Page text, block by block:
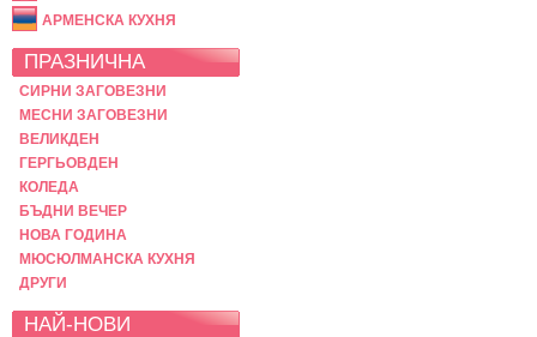
АРМЕНСКА КУХНЯ
ПРАЗНИЧНА
СИРНИ ЗАГОВЕЗНИ
МЕСНИ ЗАГОВЕЗНИ
ВЕЛИКДЕН
ГЕРГЬОВДЕН
КОЛЕДА
БЪДНИ ВЕЧЕР
НОВА ГОДИНА
МЮСЮЛМАНСКА КУХНЯ
ДРУГИ
НАЙ-НОВИ